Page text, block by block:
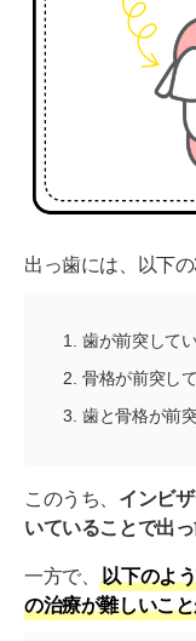
インビザライン
質問(FAQ)
インビザライ
インビザライ
インビザライン
出っ歯のインビ
出っ歯には、以下
歯が前突して
骨格が前突し
歯と骨格が前
このうち、 インビ
いていることで出
一方で、
以下のよ
の治療が難しいこと